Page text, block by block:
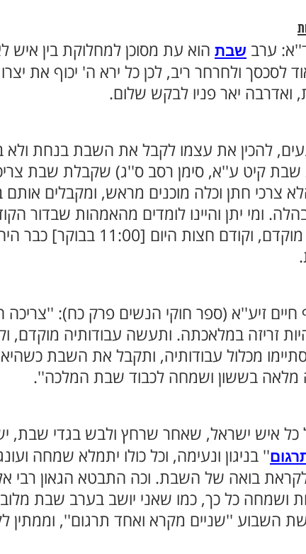
ערב שבת הוא עת מסוכן למחלוקת בין איש
לסכסך ולחרחר ריב, לכן כל ירא ה' יכוף את
ואדרבה יאר פניו לבקש שלום.
להכין את עצמו לקבל את השבת בנחת ולא
קיט ע''א, סימן רסב ס''ג) שקבלת שבת
צרכי חתן וכלה מוכנים מראש, ומקבלים
ומי יתן והיינו לומדים מהאמהות שבדור
שולחן השבת מוקדם, וקודם
חיים זיע''א (ספר חוקי הנשים פרק כח):
זריזה במלאכתה. ותעשה עבודותיה מוקדם,
מכלול עבודותיה, ותקבל את השבת
מלאה בששון ושמחה לכבוד שבת המלכה''.
איש ישראל, שאחר שרחץ ולבש בגדי שבת,
'' בניגון ונעימה, וכל כולו יתמלא שמחה
בואה של השבת. וכה התבטא הגאון רבי
ושמחה כל כך, כמו שאני יושב בערב שבת
השבוע ''שניים מקרא ואחד תרגום'',